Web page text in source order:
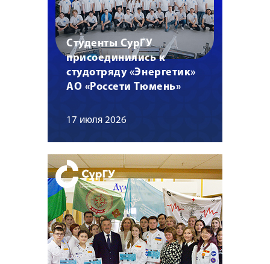
Студенты СурГУ
присоединились к
студотряду «Энергетик»
АО «Россети Тюмень»
17 июля 2026